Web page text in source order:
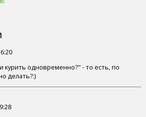
курить одновременно?" - то есть, по
делать?:)